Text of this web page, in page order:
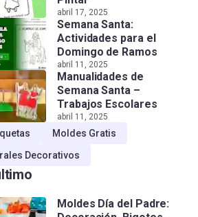
abril 17, 2025
Semana Santa:
Actividades para el
Domingo de Ramos
abril 11, 2025
Manualidades de
Semana Santa –
Trabajos Escolares
abril 11, 2025
Moldes Gratis
Decorativos
Moldes Día del Padre: